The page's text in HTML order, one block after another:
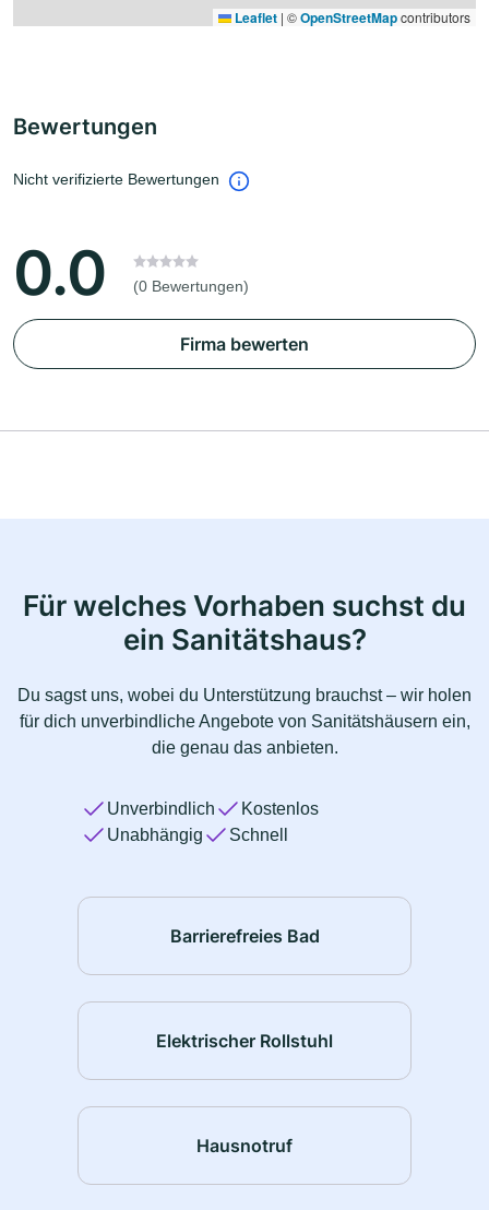
Leaflet | ©OpenStreetMapcontributors
Bewertungen
Nicht verifizierte Bewertungen
0.0 (0 Bewertungen)
Firma bewerten
Für welches Vorhaben suchst du
ein Sanitätshaus?
Du sagst uns, wobei du Unterstützung brauchst – wir holen
für dich unverbindliche Angebote von Sanitätshäusern ein,
die genau das anbieten.
Unverbindlich
Kostenlos
Unabhängig
Schnell
Barrierefreies Bad
Elektrischer Rollstuhl
Hausnotruf